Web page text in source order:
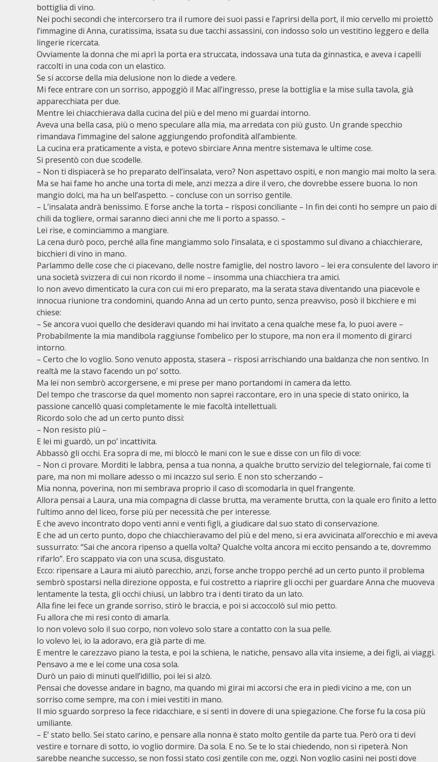
bottiglia di vino.
Nei pochi secondi che intercorsero tra il rumore dei suoi passi e l’aprirsi della port, il mio cervello mi proiettò
l’immagine di Anna, curatissima, issata su due tacchi assassini, con indosso solo un vestitino leggero e della
lingerie ricercata.
Ovviamente la donna che mi aprì la porta era struccata, indossava una tuta da ginnastica, e aveva i capelli
raccolti in una coda con un elastico.
Se si accorse della mia delusione non lo diede a vedere.
Mi fece entrare con un sorriso, appoggiò il Mac all’ingresso, prese la bottiglia e la mise sulla tavola, già
apparecchiata per due.
Mentre lei chiacchierava dalla cucina del più e del meno mi guardai intorno.
Aveva una bella casa, più o meno speculare alla mia, ma arredata con più gusto. Un grande specchio
rimandava l’immagine del salone aggiungendo profondità all’ambiente.
La cucina era praticamente a vista, e potevo sbirciare Anna mentre sistemava le ultime cose.
Si presentò con due scodelle.
– Non ti dispiacerà se ho preparato dell’insalata, vero? Non aspettavo ospiti, e non mangio mai molto la sera.
Ma se hai fame ho anche una torta di mele, anzi mezza a dire il vero, che dovrebbe essere buona. Io non
mangio dolci, ma ha un bell’aspetto. – concluse con un sorriso gentile.
– L’insalata andrà benissimo. E forse anche la torta – risposi conciliante – In fin dei conti ho sempre un paio di
chili da togliere, ormai saranno dieci anni che me li porto a spasso. –
Lei rise, e cominciammo a mangiare.
La cena durò poco, perché alla fine mangiammo solo l’insalata, e ci spostammo sul divano a chiacchierare,
bicchieri di vino in mano.
Parlammo delle cose che ci piacevano, delle nostre famiglie, del nostro lavoro – lei era consulente del lavoro
una società svizzera di cui non ricordo il nome – insomma una chiacchiera tra amici.
Io non avevo dimenticato la cura con cui mi ero preparato, ma la serata stava diventando una piacevole e
innocua riunione tra condomini, quando Anna ad un certo punto, senza preavviso, posò il bicchiere e mi
chiese:
– Se ancora vuoi quello che desideravi quando mi hai invitato a cena qualche mese fa, lo puoi avere –
Probabilmente la mia mandibola raggiunse l’ombelico per lo stupore, ma non era il momento di girarci
intorno.
– Certo che lo voglio. Sono venuto apposta, stasera – risposi arrischiando una baldanza che non sentivo. In
realtà me la stavo facendo un po’ sotto.
Ma lei non sembrò accorgersene, e mi prese per mano portandomi in camera da letto.
Del tempo che trascorse da quel momento non saprei raccontare, ero in una specie di stato onirico, la
passione cancellò quasi completamente le mie facoltà intellettuali.
Ricordo solo che ad un certo punto dissi:
– Non resisto più –
E lei mi guardò, un po’ incattivita.
Abbassò gli occhi. Era sopra di me, mi bloccò le mani con le sue e disse con un filo di voce:
– Non ci provare. Morditi le labbra, pensa a tua nonna, a qualche brutto servizio del telegiornale, fai come ti
pare, ma non mi mollare adesso o mi incazzo sul serio. E non sto scherzando –
Mia nonna, poverina, non mi sembrava proprio il caso di scomodarla in quel frangente.
Allora pensai a Laura, una mia compagna di classe brutta, ma veramente brutta, con la quale ero finito a letto
l’ultimo anno del liceo, forse più per necessità che per interesse.
E che avevo incontrato dopo venti anni e venti figli, a giudicare dal suo stato di conservazione.
E che ad un certo punto, dopo che chiacchieravamo del più e del meno, si era avvicinata all’orecchio e mi aveva
sussurrato: “Sai che ancora ripenso a quella volta? Qualche volta ancora mi eccito pensando a te, dovremmo
rifarlo”. Ero scappato via con una scusa, disgustato.
Ecco: ripensare a Laura mi aiutò parecchio, anzi, forse anche troppo perché ad un certo punto il problema
sembrò spostarsi nella direzione opposta, e fui costretto a riaprire gli occhi per guardare Anna che muoveva
lentamente la testa, gli occhi chiusi, un labbro tra i denti tirato da un lato.
Alla fine lei fece un grande sorriso, stirò le braccia, e poi si accoccolò sul mio petto.
Fu allora che mi resi conto di amarla.
Io non volevo solo il suo corpo, non volevo solo stare a contatto con la sua pelle.
Io volevo lei, io la adoravo, era già parte di me.
E mentre le carezzavo piano la testa, e poi la schiena, le natiche, pensavo alla vita insieme, a dei figli, ai viaggi.
Pensavo a me e lei come una cosa sola.
Durò un paio di minuti quell’idillio, poi lei si alzò.
Pensai che dovesse andare in bagno, ma quando mi girai mi accorsi che era in piedi vicino a me, con un
sorriso come sempre, ma con i miei vestiti in mano.
Il mio sguardo sorpreso la fece ridacchiare, e si sentì in dovere di una spiegazione. Che forse fu la cosa più
umiliante.
– E’ stato bello. Sei stato carino, e pensare alla nonna è stato molto gentile da parte tua. Però ora ti devi
vestire e tornare di sotto, io voglio dormire. Da sola. E no. Se te lo stai chiedendo, non si ripeterà. Non
sarebbe neanche successo, se non fossi stato così gentile con me, oggi. Non voglio casini nei posti dove